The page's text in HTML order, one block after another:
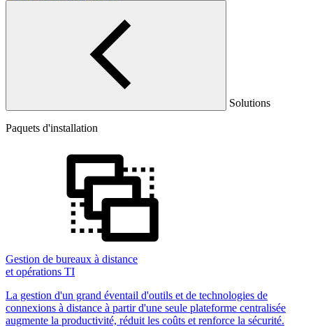
Solutions
Paquets d'installation
Gestion de bureaux à distance
et opérations TI
La gestion d'un grand éventail d'outils et de technologies de
connexions à distance à partir d'une seule plateforme centralisée
augmente la productivité, réduit les coûts et renforce la sécurité.